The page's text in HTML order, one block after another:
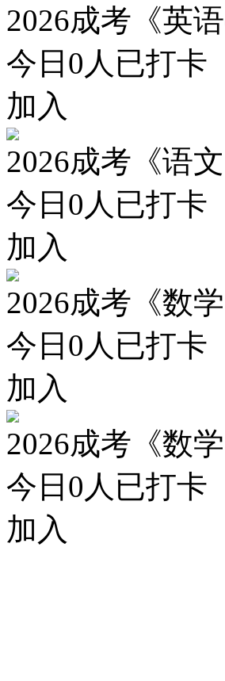
2026成考《英
今日 0 人已打卡
加入
2026成考《语
今日 0 人已打卡
加入
2026成考《数
今日 0 人已打卡
加入
2026成考《数
今日 0 人已打卡
加入